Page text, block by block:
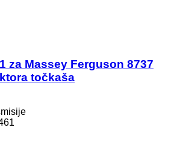
za Massey Ferguson 8737
točkaša